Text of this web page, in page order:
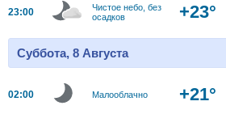
23:00
Чистое небо, без
осадков
+23°
Суббота, 8 Августа
02:00 Малооблачно +21°